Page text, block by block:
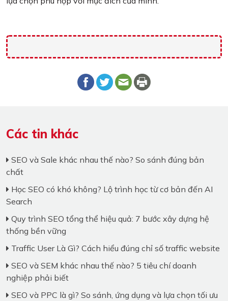
Các tin khác
SEO và Sale khác nhau thế nào? So sánh đúng bản
chất
Học SEO có khó không? Lộ trình học từ cơ bản đến AI
Search
Quy trình SEO tổng thể hiệu quả: 7 bước xây dựng hệ
thống bền vững
Traffic User Là Gì? Cách hiểu đúng chỉ số traffic website
SEO và SEM khác nhau thế nào? 5 tiêu chí doanh
nghiệp phải biết
SEO và PPC là gì? So sánh, ứng dụng và lựa chọn tối ưu